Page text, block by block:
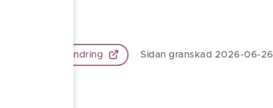
Föreslå en ändring Sidan granskad 2026-06-26